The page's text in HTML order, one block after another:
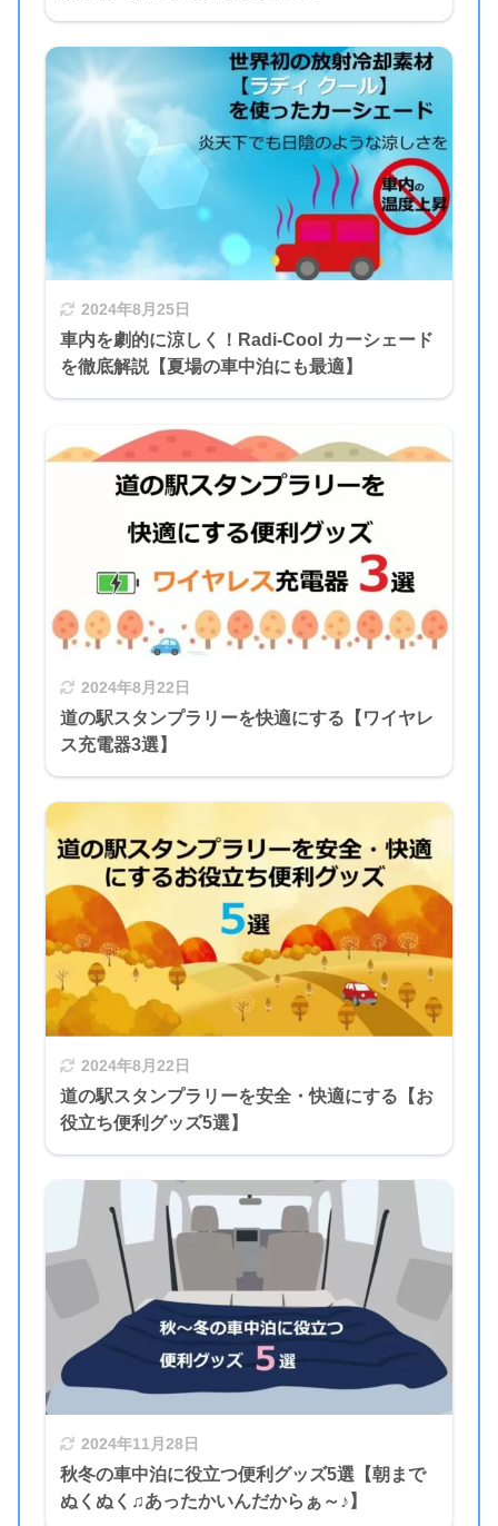
2024年8月25日
車内を劇的に涼しく！Radi-Cool カーシェード
を徹底解説【夏場の車中泊にも最適】
2024年8月22日
道の駅スタンプラリーを快適にする【ワイヤレ
ス充電器3選】
2024年8月22日
道の駅スタンプラリーを安全・快適にする【お
役立ち便利グッズ5選】
2024年11月28日
秋冬の車中泊に役立つ便利グッズ5選【朝まで
ぬくぬく♫あったかいんだからぁ～♪】